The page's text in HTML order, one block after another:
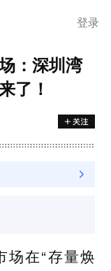
登录
：深圳湾
了！
场在“存量焕